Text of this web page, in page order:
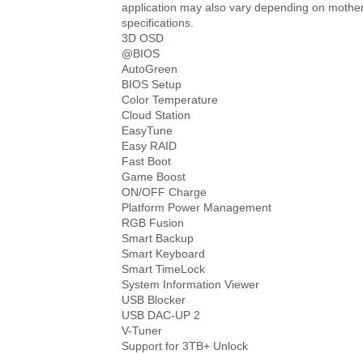
application may also vary depending on
specifications.
3D OSD
@BIOS
AutoGreen
BIOS Setup
Color Temperature
Cloud Station
EasyTune
Easy RAID
Fast Boot
Game Boost
ON/OFF Charge
Platform Power Management
RGB Fusion
Smart Backup
Smart Keyboard
Smart TimeLock
System Information Viewer
USB Blocker
USB DAC-UP 2
V-Tuner
Support for 3TB+ Unlock